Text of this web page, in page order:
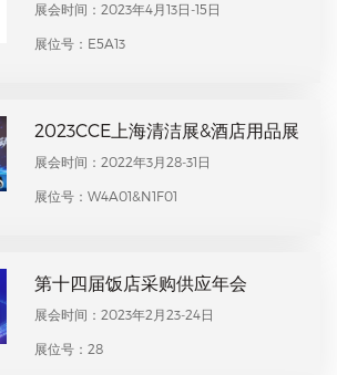
展会时间：2023年4月13日-15日
展位号：E5A13
2023CCE上海清洁展&酒店用品展
展会时间：2022年3月28-31日
展位号：W4A01&N1F01
第十四届饭店采购供应年会
展会时间：2023年2月23-24日
展位号：28